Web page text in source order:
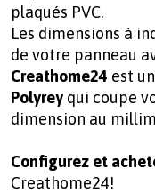
plaqués PVC.
Les dimensions à
de votre panneau
Creathome24 est un
Polyrey qui coupe
dimension au
Configurez et
Creathome24!